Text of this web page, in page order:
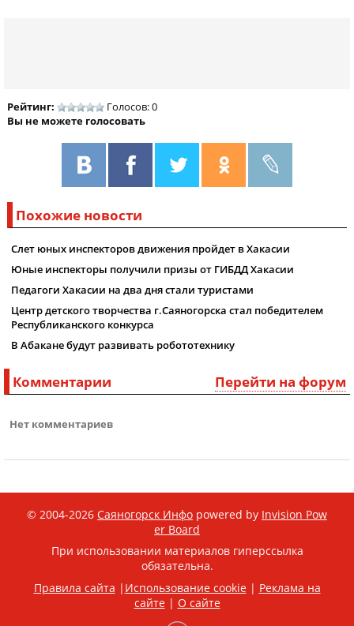
Рейтинг:
Голосов: 0
Вы не можете голосовать
Похожие новости
Слет юных инспекторов движения пройдет в Хакасии
Юные инспекторы получили призы от ГИБДД Хакасии
Педагоги Хакасии на два дня стали туристами
Центр детского творчества г.Саяногорска стал победителем
Республиканского конкурса
В Абакане будут развивать робототехнику
Перейти на форум
Комментарии
Нет комментариев
© 2004-2026 Саяногорск Инфо powered by Invision Pow
er Board
При использовании материалов гиперссылка
обязательна.
Правила сайта | Использование cookie| Реклама на
сайте| О сайте